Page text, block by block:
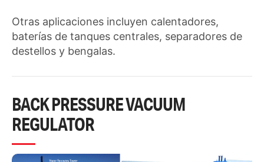
Otras aplicaciones incluyen calentadores,
baterías de tanques centrales, separadores de
destellos y bengalas.
BACK PRESSURE VACUUM
REGULATOR